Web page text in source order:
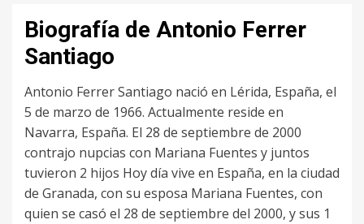
Biografía de Antonio Ferrer
Santiago
Antonio Ferrer Santiago nació en Lérida, España, el
5 de marzo de 1966. Actualmente reside en
Navarra, España. El 28 de septiembre de 2000
contrajo nupcias con Mariana Fuentes y juntos
tuvieron 2 hijos Hoy día vive en España, en la ciudad
de Granada, con su esposa Mariana Fuentes, con
quien se casó el 28 de septiembre del 2000, y sus 1